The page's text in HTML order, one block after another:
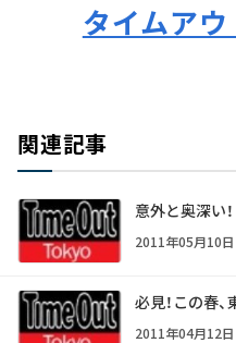
タイムア
関連記事
意外と奥深い
2011年05月10
必見！この春
2011年04月12